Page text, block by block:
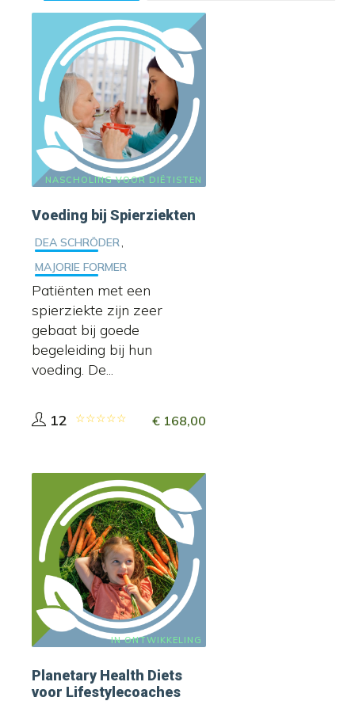
NASCHOLING VOOR DIËTISTEN
Voeding bij Spierziekten
DEA SCHRÖDER
MAJORIE FORMER
Patiënten met een
spierziekte zijn zeer
gebaat bij goede
begeleiding bij hun
voeding. De...
12 € 168,00
IN ONTWIKKELING
Planetary Health Diets
voor Lifestylecoaches